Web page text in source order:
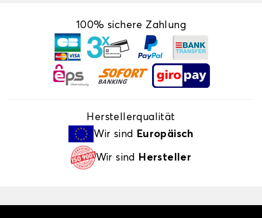
100% sichere Zahlung
Herstellerqualität
Wir sind
Europäisch
Wir sind Hersteller